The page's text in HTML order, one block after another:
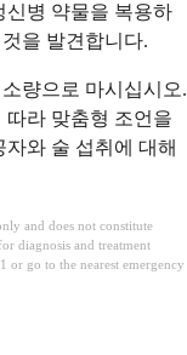
신병 약물을 복용하
을 발견합니다.
량으로 마시십시오.
따라 맞춤형 조언을
와 술 섭취에 대해
and does not constitute
diagnosis and treatment
or go to the nearest emergency